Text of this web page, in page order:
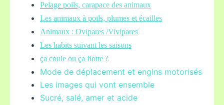
Pelage poils, carapace des animaux
Les animaux à poils, plumes et écailles
Animaux : Ovipares /Vivipares
Les habits suivant les saisons
ça coule ou ça flotte ?
Mode de déplacement et engins motorisés
Les images qui vont ensemble
Sucré, salé, amer et acide